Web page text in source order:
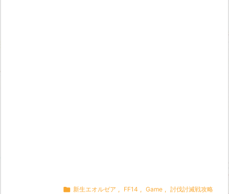
 新生エオルゼア , FF14 , Game , 討伐討滅戦攻略